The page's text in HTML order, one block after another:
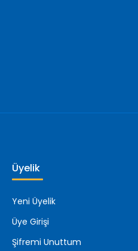
Üyelik
Yeni Üyelik
Üye Girişi
Şifremi Unuttum